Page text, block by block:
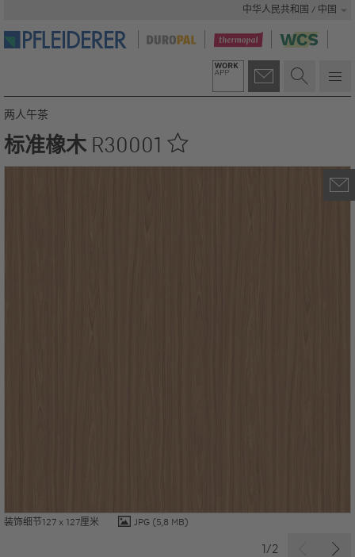
中华人民共和国 / 中国
装饰细节127 x 127厘米 JPG (5,8 MB)
1/2
两人午茶
标准橡木 R30001